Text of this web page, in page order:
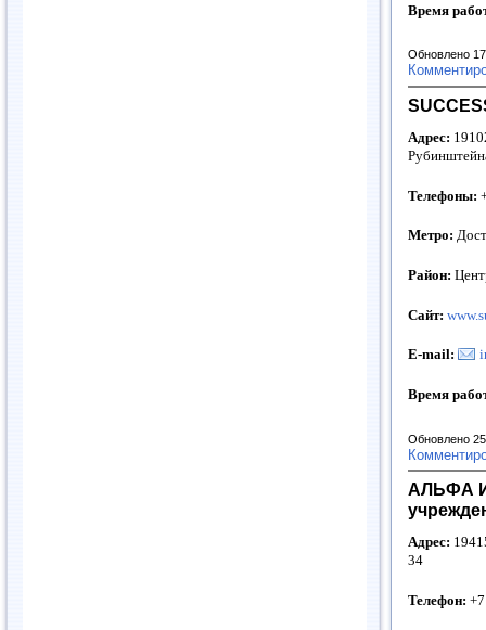
Время
Обновлено
Адрес:
Телефоны:
Метро:
Район:
Сайт:
E-mail:
Время
Обновлено
АЛЬФА И
Адрес:
34
Телефон: